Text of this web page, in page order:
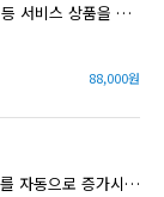
디지털 콘텐츠 또는 홍보/마케팅 등 서비스 상품을 판매할 수 있는 워드프레스 재능마켓 솔루션 입니다.
88,000원
KBoard 게시판 게시글의 조회수를 자동으로 증가시킵니다.